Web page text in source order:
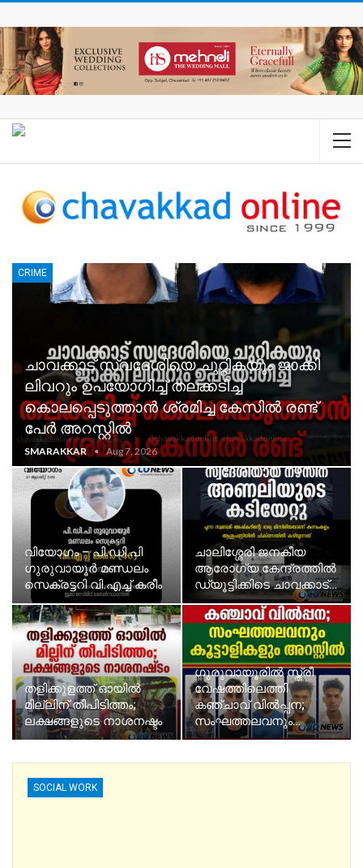
CRIME
ചാവക്കാട് സ്വദേശിയെ ചുറ്റികയും ജാക്കി
ലിവറും ഉപയോഗിച്ച് തലക്കടിച്ച്
കൊലപ്പെടുത്താൻ ശ്രമിച്ച കേസിൽ രണ്ട്
പേർ അറസ്റ്റിൽ
SMARAKKAR Aug 7, 2026
വിയോഗം – പി.ഡി.പി
ഗുരുവായൂർ മണ്ഡലം
സെക്രട്ടറി വി.എച്ച് കരീം
ചാലിശ്ശേരി ജനകീയ
ആരോഗ്യ കേന്ദ്രത്തിൽ
ഡ്യൂട്ടിക്കിടെ ചാവക്കാട്…
തളിക്കുളത്ത് ഓയിൽ
മില്ലിന് തീപിടിത്തം;
ലക്ഷങ്ങളുടെ നാശനഷ്ടം
ഗുരുവായൂരിൽ സ്ത്രീ
വേഷത്തിലെത്തി
കഞ്ചാവ് വിൽപ്പന;
സംഘത്തലവനും…
SOCIAL WORK